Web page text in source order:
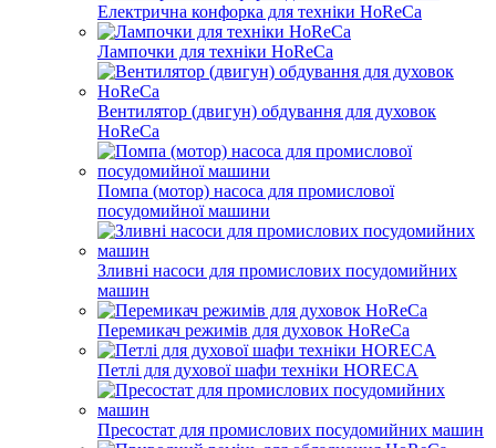
Електрична конфорка для техніки HoReCa
Лампочки для техніки HoReCa
Вентилятор (двигун) обдування для духовок
HoReCa
Помпа (мотор) насоса для промислової
посудомийної машини
Зливні насоси для промислових посудомийних
машин
Перемикач режимів для духовок HoReCa
Петлі для духової шафи техніки HORECA
Пресостат для промислових посудомийних машин